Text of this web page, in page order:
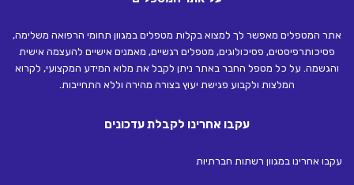
אתר המטפלים מאפשר לך למצוא בקלות מטפלים במגוון תחומי הרפואה משלימה,
פסיכותרפיסטים, פסיכולוגים, מטפלים רגשיים, מאמנים אישיים להעצמה אישית
והגשמה. על כל מטפל החבר באתר ניתן לקבל את מלוא המידע המקצועי, לקרוא
המלצות ולקבוע פגישת יעוץ בצורה מהירה וללא התחייבות.
עקבו אחרינו לקבלת עדכונים
עקבו אחרינו במגוון רשתות חברתיות